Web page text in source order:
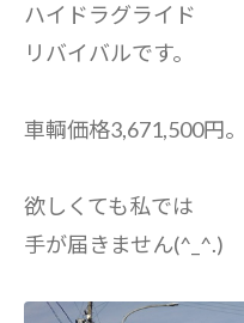
ハイドラグライド
リバイバルです。
車輌価格3,671,500円。
欲しくても私では
手が届きません(^_^.)